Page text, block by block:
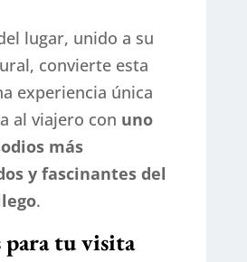
lugar, unido a su
convierte esta
experiencia única
al viajero con uno
más
y fascinantes del
.
para tu visita